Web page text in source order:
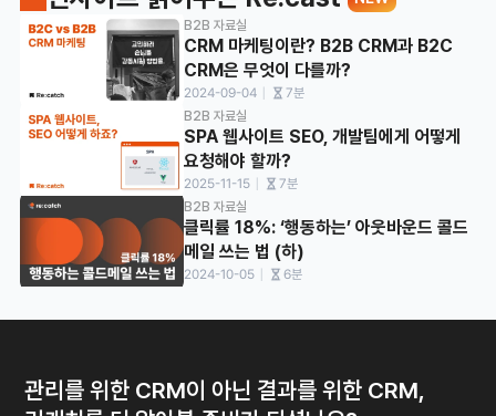
CRM 마케팅이란? B2B CRM과 B2C
CRM은 무엇이 다를까?
2024-09-04 ㅣ 7분
B2B 자료실
SPA 웹사이트 SEO, 개발팀에게 어떻게
요청해야 할까?
2025-11-15 ㅣ 7분
B2B 자료실
클릭률 18%: ‘행동하는’ 아웃바운드 콜드
메일 쓰는 법 (하)
2024-10-05 ㅣ 6분
B2B 자료실
관리를 위한 CRM이 아닌 결과를 위한 CRM,